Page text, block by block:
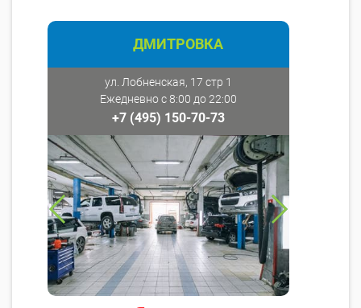
ДМИТРОВКА
ул. Лобненская, 17 стр 1
Ежедневно с 8:00 до 22:00
+7 (495) 150-70-73